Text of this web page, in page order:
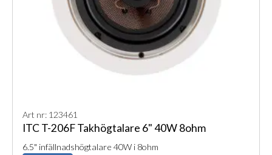
Art nr: 123461
ITC T-206F Takhögtalare 6" 40W 8ohm
6.5" infällnadshögtalare 40W i 8ohm